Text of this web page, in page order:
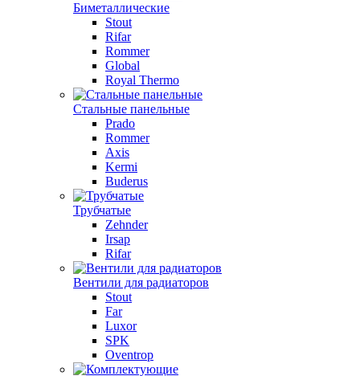
Биметаллические
Stout
Rifar
Rommer
Global
Royal Thermo
Стальные панельные
Prado
Rommer
Axis
Kermi
Buderus
Трубчатые
Zehnder
Irsap
Rifar
Вентили для радиаторов
Stout
Far
Luxor
SPK
Oventrop